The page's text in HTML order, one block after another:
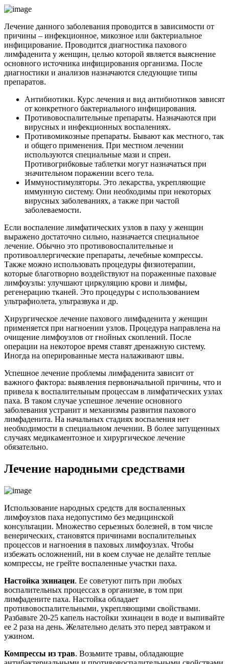
Лечение данного заболевания проводится в зависимости от
причины – инфекционное, микозное или бактериальное
инфицирование. Проводится диагностика пахового
лимфаденита у женщин, целью которой является выяснение
основного источника инфицирования организма. После
диагностики и анализов назначаются следующие типы
препаратов.
Антибиотики. Курс лечения и вид антибиотиков зависят
от конкретного бактериального инфицирования.
Противовоспалительные препараты. Назначаются при
вирусных и инфекционных воспалениях.
Противомикозные препараты. Бывают как местного, так
и общего применения. При местном лечении
используются специальные мази и спреи.
Противогрибковые таблетки могут назначаться при
значительном поражении всего тела.
Иммуностимуляторы. Это лекарства, укрепляющие
иммунную систему. Они необходимы при некоторых
вирусных заболеваниях, а также при частой
заболеваемости.
Если воспаление лимфатических узлов в паху у женщин
выражено достаточно сильно, назначается специальное
лечение. Обычно это противовоспалительные и
противоаллергические препараты, лечебные компрессы.
Также можно использовать процедуры физиотерапии,
которые благотворно воздействуют на пораженные паховые
лимфоузлы: улучшают циркуляцию крови и лимфы,
регенерацию тканей. Это процедуры с использованием
ультрафиолета, ультразвука и др.
Хирургическое лечение пахового лимфаденита у женщин
применяется при нагноении узлов. Процедура направлена на
очищение лимфоузлов от гнойных скоплений. После
операции на некоторое время ставят дренажную систему.
Иногда на оперированные места налаживают швы.
Успешное лечение проблемы лимфаденита зависит от
важного фактора: выявления первоначальной причины, что и
привела к воспалительным процессам в лимфатических узлах
паха. В таком случае успешное лечение основного
заболевания устранит и механизмы развития пахового
лимфаденита. На начальных стадиях воспаления нет
необходимости в специальном лечении. В более запущенных
случаях медикаментозное и хирургическое лечение
обязательно.
Лечение народными средствами
Использование народных средств для воспаленных
лимфоузлов паха недопустимо без медицинской
консультации. Множество серьезных болезней, в том числе
венерических, становятся причинами воспалительных
процессов и нагноения в паховых лимфоузлах. Чтобы
избежать осложнений, ни в коем случае не делайте теплые
компрессы, не грейте воспаленные участки паха.
Настойка эхинацеи. Ее советуют пить при любых
воспалительных процессах в организме, в том при
лимфадените паха. Настойка обладает
противовоспалительными, укрепляющими свойствами.
Разбавьте 20-25 капель настойки эхинацеи в воде и выпивайте
ее 2 раза на день. Желательно делать это перед завтраком и
ужином.
Компрессы из трав. Возьмите травы, обладающие